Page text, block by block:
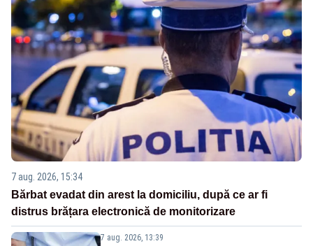
7 aug. 2026, 15:34
Bărbat evadat din arest la domiciliu, după ce ar fi
distrus brățara electronică de monitorizare
7 aug. 2026, 13:39